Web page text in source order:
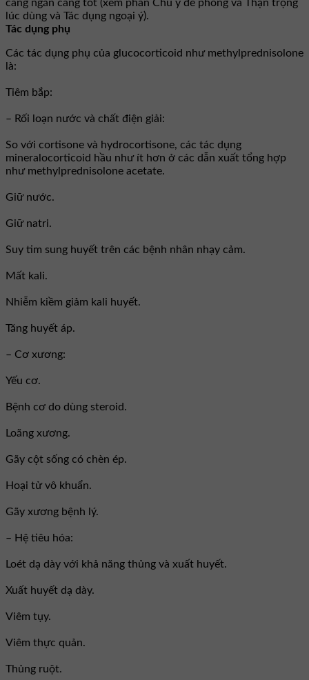
càng ngắn càng tốt (xem phần Chú ý đề phòng và Thận trọng
lúc dùng và Tác dụng ngoại ý).
Tác dụng phụ
Các tác dụng phụ của glucocorticoid như methylprednisolone
là:
Tiêm bắp:
– Rối loạn nước và chất điện giải:
So với cortisone và hydrocortisone, các tác dụng
mineralocorticoid hầu như ít hơn ở các dẫn xuất tổng hợp
như methylprednisolone acetate.
Giữ nước.
Giữ natri.
Suy tim sung huyết trên các bệnh nhân nhạy cảm.
Mất kali.
Nhiễm kiềm giảm kali huyết.
Tăng huyết áp.
– Cơ xương:
Yếu cơ.
Bệnh cơ do dùng steroid.
Loãng xương.
Gãy cột sống có chèn ép.
Hoại tử vô khuẩn.
Gãy xương bệnh lý.
– Hệ tiêu hóa:
Loét dạ dày với khả năng thủng và xuất huyết.
Xuất huyết dạ dày.
Viêm tụy.
Viêm thực quản.
Thủng ruột.